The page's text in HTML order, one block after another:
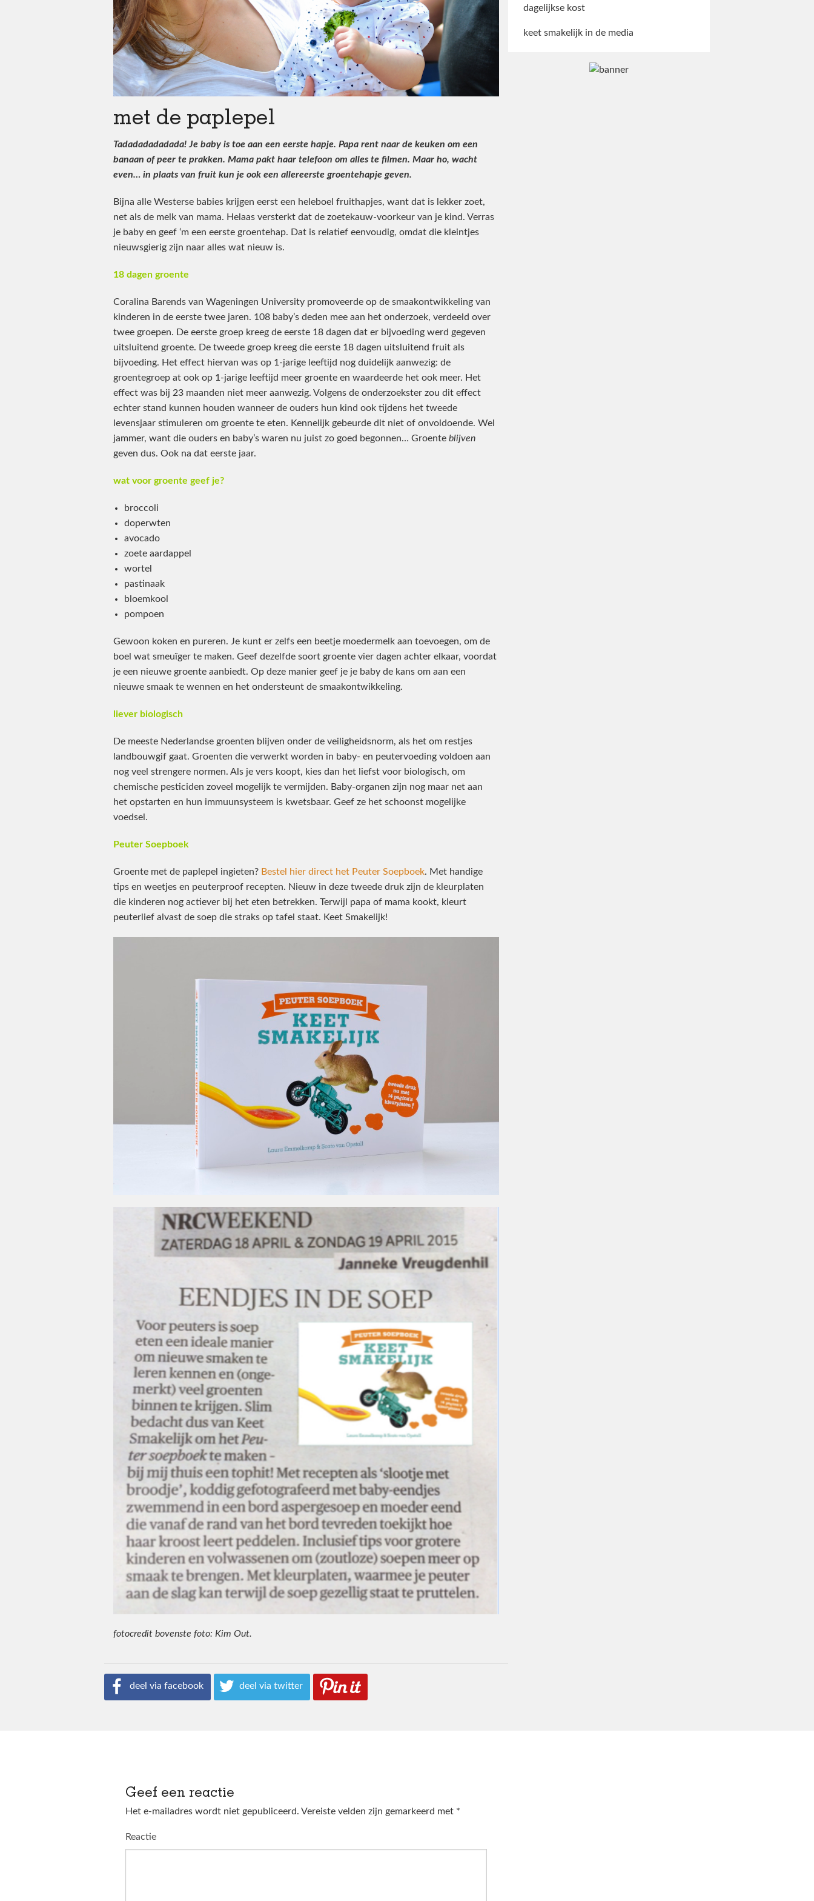
met de paplepel
Tadadadadadada! Je baby is toe aan een eerste hapje. Papa rent naar de keuken om een
banaan of peer te prakken. Mama pakt haar telefoon om alles te filmen. Maar ho, wacht
even… in plaats van fruit kun je ook een allereerste groentehapje geven.
Bijna alle Westerse babies krijgen eerst een heleboel fruithapjes, want dat is lekker zoet,
net als de melk van mama. Helaas versterkt dat de zoetekauw-voorkeur van je kind. Verras
je baby en geef ‘m een eerste groentehap. Dat is relatief eenvoudig, omdat die kleintjes
nieuwsgierig zijn naar alles wat nieuw is.
18 dagen groente
Coralina Barends van Wageningen University promoveerde op de smaakontwikkeling van
kinderen in de eerste twee jaren. 108 baby’s deden mee aan het onderzoek, verdeeld over
twee groepen. De eerste groep kreeg de eerste 18 dagen dat er bijvoeding werd gegeven
uitsluitend groente. De tweede groep kreeg die eerste 18 dagen uitsluitend fruit als
bijvoeding. Het effect hiervan was op 1-jarige leeftijd nog duidelijk aanwezig: de
groentegroep at ook op 1-jarige leeftijd meer groente en waardeerde het ook meer. Het
effect was bij 23 maanden niet meer aanwezig. Volgens de onderzoekster zou dit effect
echter stand kunnen houden wanneer de ouders hun kind ook tijdens het tweede
levensjaar stimuleren om groente te eten. Kennelijk gebeurde dit niet of onvoldoende. Wel
jammer, want die ouders en baby’s waren nu juist zo goed begonnen… Groente blijven
geven dus. Ook na dat eerste jaar.
wat voor groente geef je?
broccoli
doperwten
avocado
zoete aardappel
wortel
pastinaak
bloemkool
pompoen
Gewoon koken en pureren. Je kunt er zelfs een beetje moedermelk aan toevoegen, om de
boel wat smeuïger te maken. Geef dezelfde soort groente vier dagen achter elkaar, voordat
je een nieuwe groente aanbiedt. Op deze manier geef je je baby de kans om aan een
nieuwe smaak te wennen en het ondersteunt de smaakontwikkeling.
liever biologisch
De meeste Nederlandse groenten blijven onder de veiligheidsnorm, als het om restjes
landbouwgif gaat. Groenten die verwerkt worden in baby- en peutervoeding voldoen aan
nog veel strengere normen. Als je vers koopt, kies dan het liefst voor biologisch, om
chemische pesticiden zoveel mogelijk te vermijden. Baby-organen zijn nog maar net aan
het opstarten en hun immuunsysteem is kwetsbaar. Geef ze het schoonst mogelijke
voedsel.
Peuter Soepboek
Groente met de paplepel ingieten? Bestel hier direct het Peuter Soepboek. Met handige
tips en weetjes en peuterproof recepten. Nieuw in deze tweede druk zijn de kleurplaten
die kinderen nog actiever bij het eten betrekken. Terwijl papa of mama kookt, kleurt
peuterlief alvast de soep die straks op tafel staat. Keet Smakelijk!
fotocredit bovenste foto: Kim Out.
deel via facebook deel via twitter
dagelijkse kost
keet smakelijk in de media
Geef een reactie
Het e-mailadres wordt niet gepubliceerd. Vereiste velden zijn gemarkeerd met *
Reactie